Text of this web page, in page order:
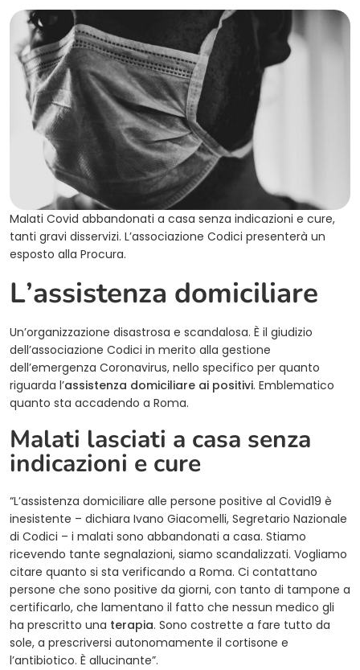
Malati Covid abbandonati a casa senza indicazioni e cure,
tanti gravi disservizi. L’associazione Codici presenterà un
esposto alla Procura.
L’assistenza domiciliare
Un’organizzazione disastrosa e scandalosa. È il giudizio
dell’associazione Codici in merito alla gestione
dell’emergenza Coronavirus, nello specifico per quanto
riguarda l’assistenza domiciliare ai positivi. Emblematico
quanto sta accadendo a Roma.
Malati lasciati a casa senza
indicazioni e cure
“L’assistenza domiciliare alle persone positive al Covid19 è
inesistente – dichiara Ivano Giacomelli, Segretario Nazionale
di Codici – i malati sono abbandonati a casa. Stiamo
ricevendo tante segnalazioni, siamo scandalizzati. Vogliamo
citare quanto si sta verificando a Roma. Ci contattano
persone che sono positive da giorni, con tanto di tampone a
certificarlo, che lamentano il fatto che nessun medico gli
ha prescritto una terapia. Sono costrette a fare tutto da
sole, a prescriversi autonomamente il cortisone e
l’antibiotico. È allucinante”.